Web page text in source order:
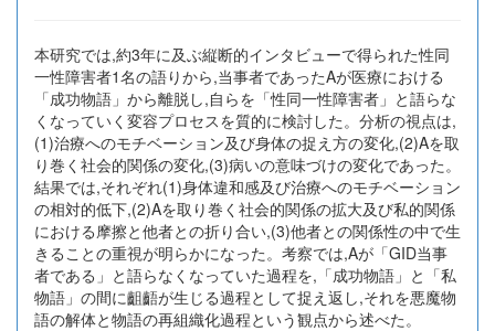
本研究では,約3年に及ぶ縦断的インタビューで得られた性同
一性障害者1名の語りから,当事者であったAが医療における
「成功物語」から離脱し,自らを「性同一性障害者」と語らな
くなっていく変容プロセスを質的に検討した。分析の視点は,
(1)治療へのモチベーション及び身体の捉え方の変化,(2)Aを取
り巻く社会的関係の変化,(3)病いの意味づけの変化であった。
結果では,それぞれ(1)身体違和感及び治療へのモチベーション
の相対的低下,(2)Aを取り巻く社会的関係の拡大及び私的関係
における摩擦と他者との折り合い,(3)他者との関係性の中で生
きることの重視が明らかになった。考察では,Aが「GID当事
者である」と語らなくなっていた過程を,「成功物語」と「私
物語」の間に齟齬が生じる過程として捉え返し,それを悪魔物
語の解体と物語の再組織化過程という観点から述べた。